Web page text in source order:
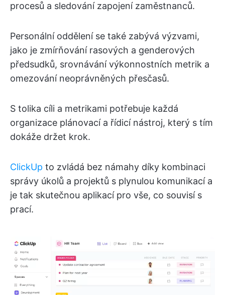
procesů a sledování zapojení zaměstnanců.
Personální oddělení se také zabývá výzvami,
jako je zmírňování rasových a genderových
předsudků, srovnávání výkonnostních metrik a
omezování neoprávněných přesčasů.
S tolika cíli a metrikami potřebuje každá
organizace plánovací a řídicí nástroj, který s tím
dokáže držet krok.
ClickUp to zvládá bez námahy díky kombinaci
správy úkolů a projektů s plynulou komunikací a
je tak skutečnou aplikací pro vše, co souvisí s
prací.